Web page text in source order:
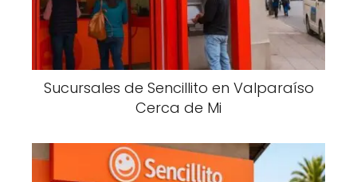
Sucursales de Sencillito en Valparaíso
Cerca de Mi